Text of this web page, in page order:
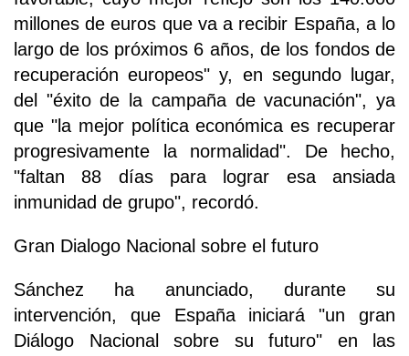
millones de euros que va a recibir España, a lo
largo de los próximos 6 años, de los fondos de
recuperación europeos" y, en segundo lugar,
del "éxito de la campaña de vacunación", ya
que "la mejor política económica es recuperar
progresivamente la normalidad". De hecho,
"faltan 88 días para lograr esa ansiada
inmunidad de grupo", recordó.
Gran Dialogo Nacional sobre el futuro
Sánchez ha anunciado, durante su
intervención, que España iniciará "un gran
Diálogo Nacional sobre su futuro" en las